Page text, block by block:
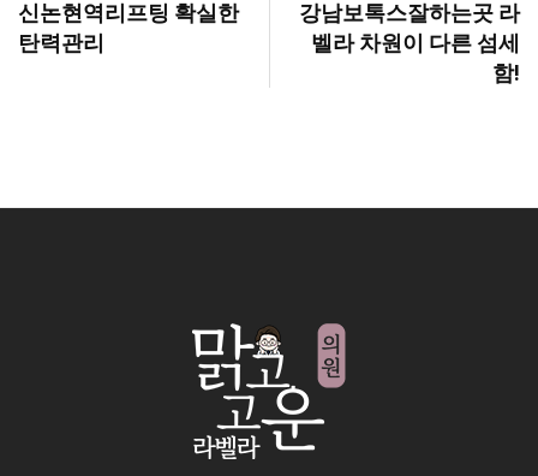
신논현역리프팅 확실한
탄력관리
강남보톡스잘하는곳 라
벨라 차원이 다른 섬세
함!